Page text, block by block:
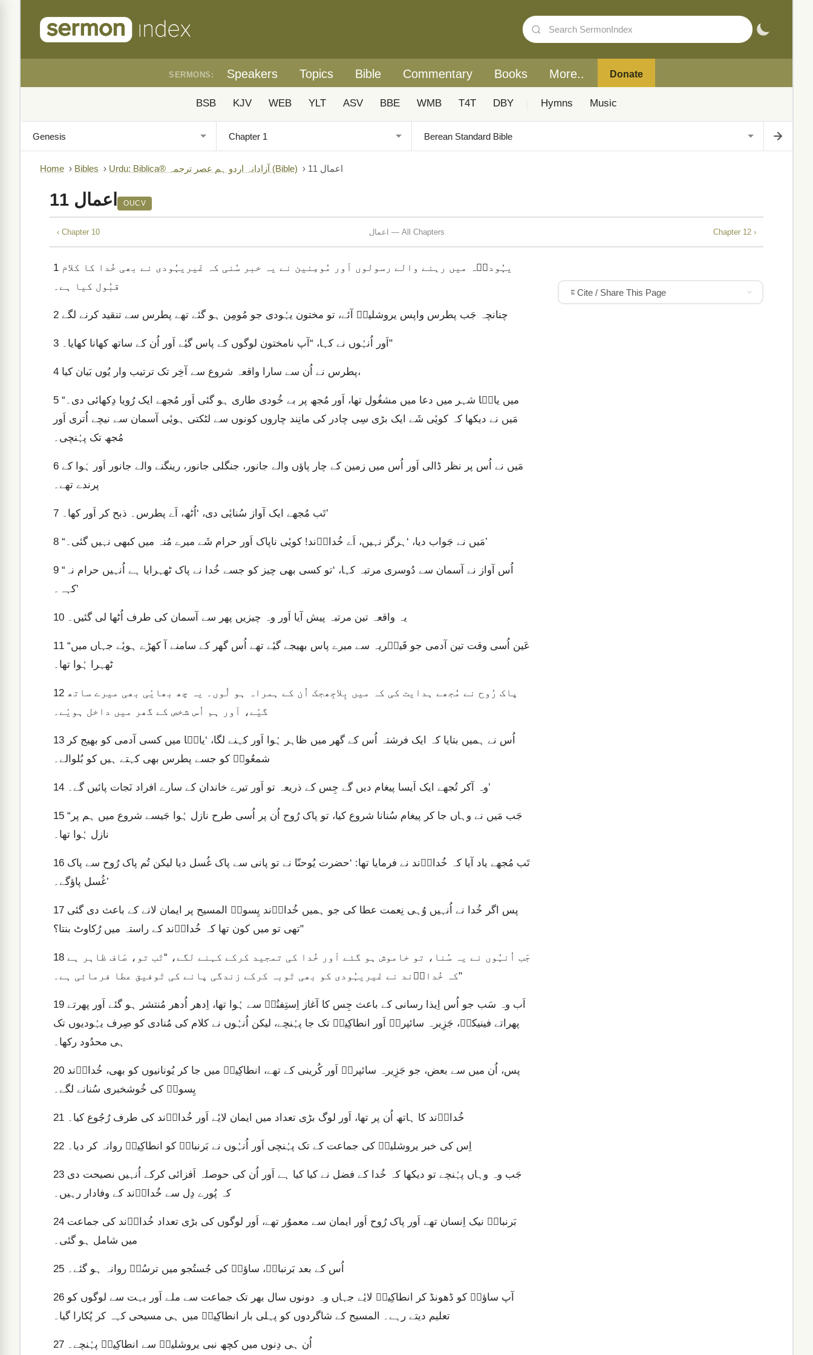
SERMONS: Speakers Topics Bible Commentary Books More.. Donate
BSB KJV WEB YLT ASV BBE WMB T4T DBY Hymns Music
Home › Bibles › Urdu: Biblica® آزادانہ اردو ہم عصر ترجمہ (Bible) › اعمال 11
اعمال 11 OUCV
‹ Chapter 10 اعمال — All Chapters Chapter 12 ›
1
قبُول کیا ہے۔
2 چنانچہ جَب پطرس واپس یروشلیمؔ آئے، تو مختون یہُودی جو مُومِن ہو گئے تھے پطرس سے تنقید کرنے لگے
3 اَور اُنہُوں نے کہا، “آپ نامختون لوگوں کے پاس گیٔے اَور اُن کے ساتھ کھانا کھایا۔"
4 پطرس نے اُن سے سارا واقعہ شروع سے آخِر تک ترتیب وار یُوں بَیان کیا،
5 “میں یافؔا شہر میں دعا میں مشغُول تھا، اَور مُجھ پر بے خُودی طاری ہو گئی اَور مُجھے ایک رُویا دِکھائی دی۔
مَیں نے دیکھا کہ کویٔی شَے ایک بڑی سِی چادر کی مانِند چاروں کونوں سے لٹکتی ہویٔی آسمان سے نیچے اُتری اَور
مُجھ تک پہُنچی۔
6
پرندے تھے۔
7 تَب مُجھے ایک آواز سُنایٔی دی، ‘اُٹھ، اَے پطرس۔ ذبح کر اَور کھا۔’
8 “مَیں نے جَواب دیا، ‘ہرگز نہیں، اَے خُداوؔند! کویٔی ناپاک اَور حرام شَے میرے مُنہ میں کبھی نہیں گئی۔’
9 “اُس آواز نے آسمان سے دُوسری مرتبہ کہا، ‘تو کسی بھی چیز کو جسے خُدا نے پاک ٹھہرایا ہے اُنہیں حرام نہ
کہہ۔’
10 یہ واقعہ تین مرتبہ پیش آیا اَور وہ چیزیں پھر سے آسمان کی طرف اُٹھا لی گئیں۔
11 “عَین اُسی وقت تین آدمی جو قَیصؔریہ سے میرے پاس بھیجے گیٔے تھے اُس گھر کے سامنے آ کھڑے ہویٔے جہاں میں
ٹھہرا ہُوا تھا۔
12
گیٔے، اَور ہم اُس شخص کے گھر میں داخل ہویٔے۔
13
شمعُونؔ کو جسے پطرس بھی کہتے ہیں کو بُلوالے۔
14 وہ آکر تُجھے ایک اَیسا پیغام دیں گے جِس کے ذریعہ تو اَور تیرے خاندان کے سارے افراد نَجات پائیں گے۔’
15 “جَب مَیں نے وہاں جا کر پیغام سُنانا شروع کیا، تو پاک رُوح اُن پر اُسی طرح نازل ہُوا جَیسے شروع میں ہم پر
نازل ہُوا تھا۔
16
‏غُسل پاؤگے۔’
17
تھی تو میں کون تھا کہ خُداوؔند کے راستہ میں رُکاوٹ بنتا؟"
18
کہ خُداوؔند نے غَیریہُودی کو بھی تَوبہ کرکے زندگی پانے کی تَوفیق عطا فرمائی ہے۔"
19
پھراتے فینیکےؔ، جَزِیرہ سائپرسؔ اَور انطاکِیہؔ تک جا پہُنچے، لیکن اُنہُوں نے کلام کی مُنادی کو صِرف یہُودیوں تک
ہی محدُود رکھا۔
20
یِسوعؔ کی خُوشخبری سُنانے لگے۔
21 خُداوؔند کا ہاتھ اُن پر تھا، اَور لوگ بڑی تعداد میں ایمان لایٔے اَور خُداوؔند کی طرف رُجُوع کیا۔
22 اِس کی خبر یروشلیمؔ کی جماعت کے تک پہُنچی اَور اُنہُوں نے بَرنباسؔ کو انطاکِیہؔ روانہ کر دیا۔
23
کہ پُورے دِل سے خُداوؔند کے وفادار رہیں۔
24
میں شامل ہو گئی۔
25 اُس کے بعد بَرنباسؔ، ساؤلؔ کی جُستُجو میں ترسُسؔ روانہ ہو گئے۔
26
تعلیم دیتے رہے۔ المسیح کے شاگردوں کو پہلی بار انطاکِیہؔ میں ہی مسیحی کہہ کر پُکارا گیا۔
27 اُن ہی دِنوں میں کچھ نبی یروشلیمؔ سے انطاکِیہؔ پہُنچے۔
Cite / Share This Page